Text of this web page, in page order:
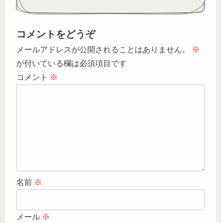
コメントをどうぞ
メールアドレスが公開されることはありません。
※
が付いている欄は必須項目です
コメント ※
名前 ※
メール ※